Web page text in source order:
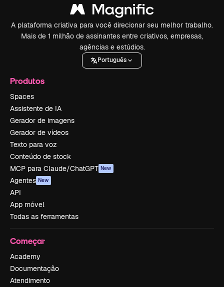
A plataforma criativa para você direcionar seu melhor trabalho.
Mais de 1 milhão de assinantes entre criativos, empresas,
agências e estúdios.
Português
Produtos
Spaces
Assistente de IA
Gerador de imagens
Gerador de vídeos
Texto para voz
Conteúdo de stock
MCP para Claude/ChatGPT New
Agentes New
API
App móvel
Todas as ferramentas
Começar
Academy
Documentação
Atendimento